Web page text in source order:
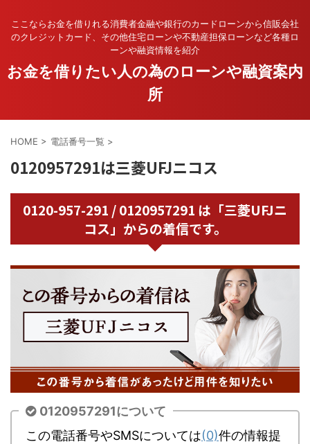
ここならお金を借りれる消費者金融や銀行のカードローンから信販会社
のクレジットカード、その他住宅ローンや不動産担保ローンなど各種ロ
ーンや融資情報を紹介
お金を借りたい人の為のローンや融資案内
所
HOME > 電話番号一覧 >
0120957291は三菱UFJニコス
0120-957-291 / 0120957291 は「三菱UFJニ
コス」からの着信です。
0120957291について
この電話番号やSMSについては(0)件の情報提